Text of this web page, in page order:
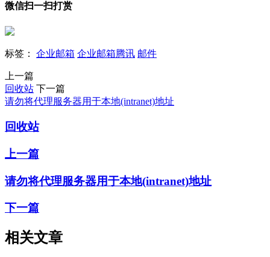
微信扫一扫打赏
标签： 企业邮箱 企业邮箱腾讯 邮件
上一篇
回收站 下一篇
请勿将代理服务器用于本地(intranet)地址
回收站
上一篇
请勿将代理服务器用于本地(intranet)地址
下一篇
相关文章